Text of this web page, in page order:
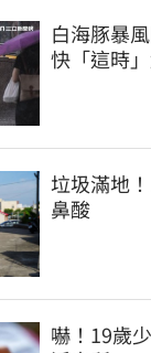
白海豚暴
快「這時
垃圾滿地
鼻酸
嚇！19歲